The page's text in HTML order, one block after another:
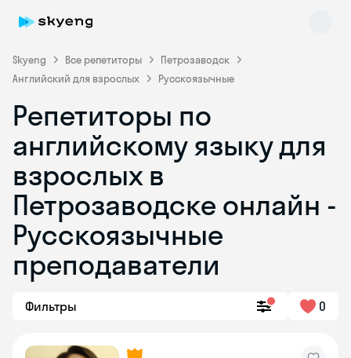
Skyeng Все репетиторы
Петрозаводск
Английский для взрослых
Русскоязычные
Репетиторы по
английскому языку для
взрослых в
Петрозаводске онлайн -
Русскоязычные
преподаватели
Фильтры 0
Skyeng Chat
online